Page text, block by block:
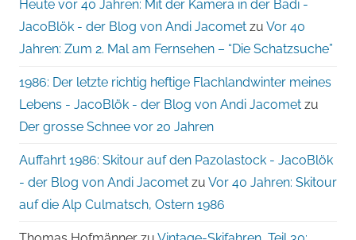
Heute vor 40 Jahren: Mit der Kamera in der Badi -
JacoBlök - der Blog von Andi Jacomet zu Vor 40
Jahren: Zum 2. Mal am Fernsehen – “Die Schatzsuche”
1986: Der letzte richtig heftige Flachlandwinter meines
Lebens - JacoBlök - der Blog von Andi Jacomet zu
Der grosse Schnee vor 20 Jahren
Auffahrt 1986: Skitour auf den Pazolastock - JacoBlök
- der Blog von Andi Jacomet zu Vor 40 Jahren: Skitour
auf die Alp Culmatsch, Ostern 1986